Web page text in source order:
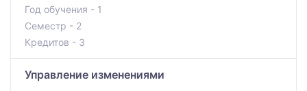
Год обучения - 1
Семестр - 2
Кредитов - 3
Управление изменениями